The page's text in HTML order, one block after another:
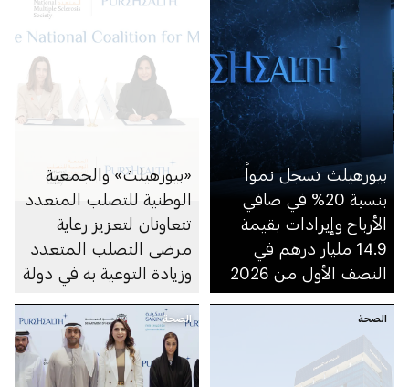
بيورهيلث تسجل نمواً
بنسبة 20% في صافي
الأرباح وإيرادات بقيمة
14.9 مليار درهم في
النصف الأول من 2026
«بيورهيلث» والجمعية
الوطنية للتصلب المتعدد
تتعاونان لتعزيز رعاية
مرضى التصلب المتعدد
وزيادة التوعية به في دولة
الصحة الصحة